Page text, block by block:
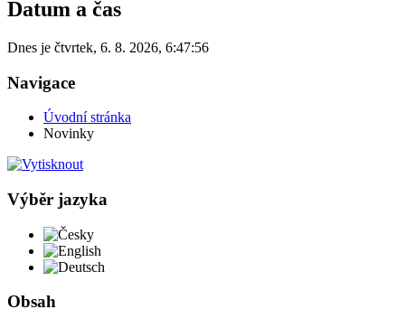
Datum a čas
Dnes je čtvrtek, 6. 8. 2026, 6:47:56
Navigace
Úvodní stránka
Novinky
Výběr jazyka
Česky
Obsah